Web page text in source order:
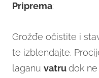
Priprema:
Grožđe očistite i
te izblendajte.
laganu vatrudok